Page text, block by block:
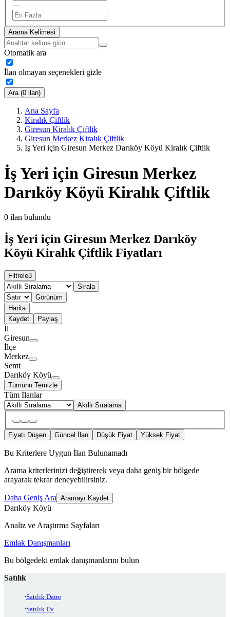
—
Arama Kelimesi
Otomatik ara
İlan olmayan seçenekleri gizle
Ara (0 ilan)
Ana Sayfa
Kiralık Çiftlik
Giresun Kiralık Çiftlik
Giresun Merkez Kiralık Çiftlik
İş Yeri için Giresun Merkez Darıköy Köyü Kiralık Çiftlik
İş Yeri için Giresun Merkez
Darıköy Köyü Kiralık Çiftlik
0 ilan bulundu
İş Yeri için Giresun Merkez Darıköy
Köyü Kiralık Çiftlik Fiyatları
Filtrele3
Sırala
Görünüm
Harita
Kaydet
Paylaş
İl
Giresun
İlçe
Merkez
Semt
Darıköy Köyü
Tümünü Temizle
Tüm İlanlar
Akıllı Sıralama
Fiyatı Düşen Güncel İlan Düşük Fiyat Yüksek Fiyat
Bu Kriterlere Uygun İlan Bulunamadı
Arama kriterlerinizi değiştirerek veya daha geniş bir bölgede
arayarak tekrar deneyebilirsiniz.
Daha Geniş Ara Aramayı Kaydet
Darıköy Köyü
Analiz ve Araştırma Sayfaları
Emlak Danışmanları
Bu bölgedeki emlak danışmanlarını bulun
Satılık
Satılık Daire
Satılık Ev